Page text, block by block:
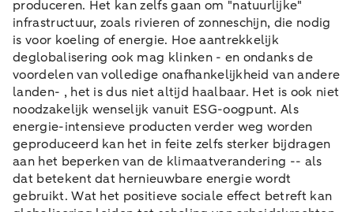
produceren. Het kan zelfs gaan om "natuurlijke"
infrastructuur, zoals rivieren of zonneschijn, die nodig
is voor koeling of energie. Hoe aantrekkelijk
deglobalisering ook mag klinken - en ondanks de
voordelen van volledige onafhankelijkheid van andere
landen- , het is dus niet altijd haalbaar. Het is ook niet
noodzakelijk wenselijk vanuit ESG-oogpunt. Als
energie-intensieve producten verder weg worden
geproduceerd kan het in feite zelfs sterker bijdragen
aan het beperken van de klimaatverandering -- als
dat betekent dat hernieuwbare energie wordt
gebruikt. Wat het positieve sociale effect betreft kan